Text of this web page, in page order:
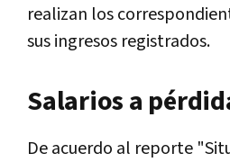
realizan los
sus ingresos registrados.
Salarios a
De acuerdo al reporte